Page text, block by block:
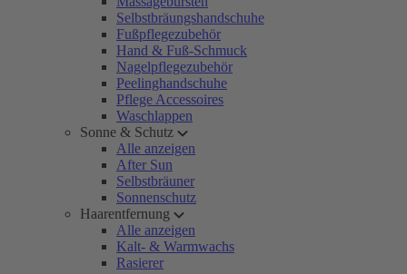
Selbstbräungshandschuhe
Fußpflegezubehör
Hand & Fuß-Schmuck
Nagelpflegezubehör
Peelinghandschuhe
Pflege Accessoires
Waschlappen
Sonne & Schutz
Alle anzeigen
After Sun
Selbstbräuner
Sonnenschutz
Haarentfernung
Alle anzeigen
Kalt- & Warmwachs
Rasierer